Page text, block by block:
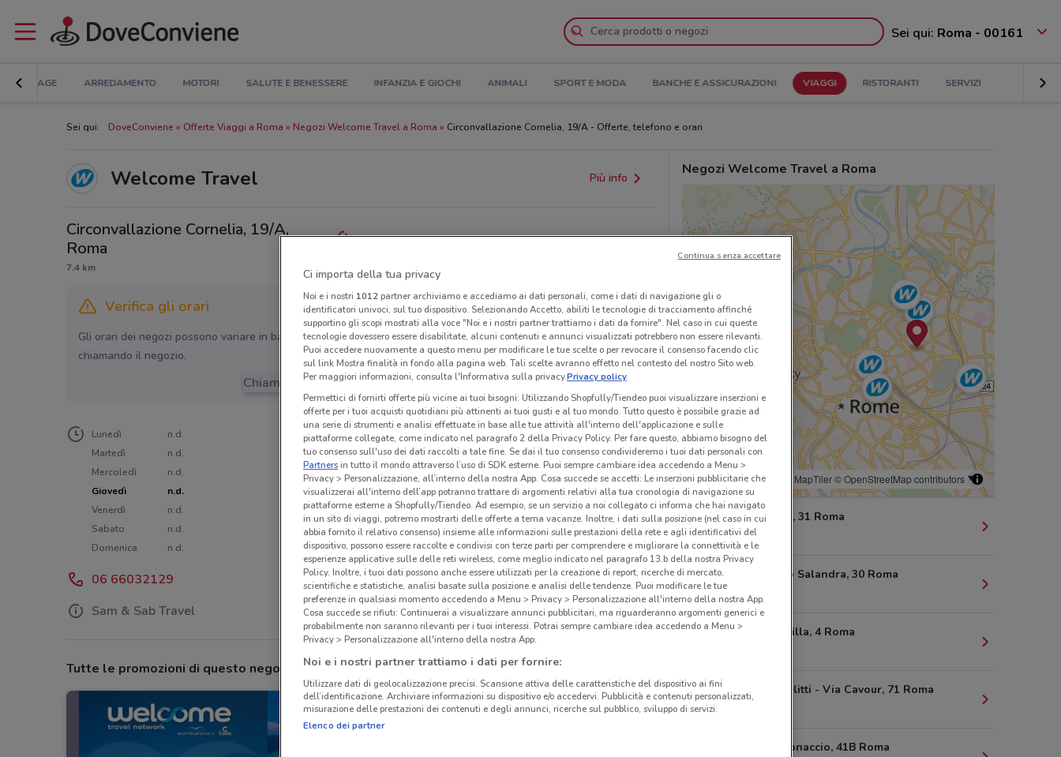
Sei qui: Roma - 00161
BRICOLAGE ARREDAMENTO MOTORI SALUTE E BENESSERE INFANZIA E GIOCHI ANIMALI SPORT E MODA BANCHE E ASSICURAZIONI VIAGGI RISTORANTI SERVIZI
Sei qui: DoveConviene Offerte Viaggi a Roma Negozi Welcome Travel a Roma Circonvallazione Cornelia, 19/A - Offerte, telefono e orari
Welcome Travel Più info
Circonvallazione Cornelia, 19/A,
Roma
7.4 km
Verifica gli orari
Gli orari dei negozi possono variare in base agli ultimi provvedimenti regionali o nazionali. Verifica l’accuratezza
chiamando il negozio.
Chiama il negozio
Lunedì
n.d.
Martedì
n.d.
Mercoledì
n.d.
Giovedì
n.d.
Venerdì
n.d.
Sabato
n.d.
Domenica
n.d.
06 66032129
Sam & Sab Travel
Tutte le promozioni di questo negozio
Negozi Welcome Travel a Roma
© MapTiler© OpenStreetMap contributors
Via Spalato, 31 Roma
1.2 km
Via Antonio Salandra, 30 Roma
1.7 km
Via Di Priscilla, 4 Roma
Palazzo Giolitti - Via Cavour, 71 Roma
Via Di Portonaccio, 41B Roma
Ci importa della tua privacy
Noi e i nostri 1012partner archiviamo e accediamo ai dati personali, come i dati di navigazione gli o
identificatori univoci, sul tuo dispositivo. Selezionando Accetto, abiliti le tecnologie di tracciamento affinché
supportino gli scopi mostrati alla voce "Noi e i nostri partner trattiamo i dati da fornire". Nel caso in cui queste
tecnologie dovessero essere disabilitate, alcuni contenuti e annunci visualizzati potrebbero non essere rilevanti.
Puoi accedere nuovamente a questo menu per modificare le tue scelte o per revocare il consenso facendo clic
sul link Mostra finalità in fondo alla pagina web. Tali scelte avranno effetto nel contesto del nostro Sito web.
Per maggiori informazioni, consulta l'Informativa sulla privacy.Privacy policy
Permettici di fornirti offerte più vicine ai tuoi bisogni: Utilizzando Shopfully/Tiendeo puoi visualizzare inserzioni e
offerte per i tuoi acquisti quotidiani più attinenti ai tuoi gusti e al tuo mondo. Tutto questo è possibile grazie ad
una serie di strumenti e analisi effettuate in base alle tue attività all'interno dell'applicazione e sulle
piattaforme collegate, come indicato nel paragrafo 2 della Privacy Policy. Per fare questo, abbiamo bisogno del
tuo consenso sull'uso dei dati raccolti a tale fine. Se dai il tuo consenso condivideremo i tuoi dati personali con
Partnersin tutto il mondo attraverso l’uso di SDK esterne. Puoi sempre cambiare idea accedendo a Menu >
Privacy > Personalizzazione, all’interno della nostra App. Cosa succede se accetti: Le inserzioni pubblicitarie che
visualizzerai all'interno dell’app potranno trattare di argomenti relativi alla tua cronologia di navigazione su
piattaforme esterne a Shopfully/Tiendeo. Ad esempio, se un servizio a noi collegato ci informa che hai navigato
in un sito di viaggi, potremo mostrarti delle offerte a tema vacanze. Inoltre, i dati sulla posizione (nel caso in cui
abbia fornito il relativo consenso) insieme alle informazioni sulle prestazioni della rete e agli identificativi del
dispositivo, possono essere raccolte e condivisi con terze parti per comprendere e migliorare la connettività e le
esperienze applicative sulle delle reti wireless, come meglio indicato nel paragrafo 13.b della nostra Privacy
Policy. Inoltre, i tuoi dati possono anche essere utilizzati per la creazione di report, ricerche di mercato,
scientifiche e statistiche, analisi basate sulla posizione e analisi delle tendenze. Puoi modificare le tue
preferenze in qualsiasi momento accedendo a Menu > Privacy > Personalizzazione all'interno della nostra App.
Cosa succede se rifiuti: Continuerai a visualizzare annunci pubblicitari, ma riguarderanno argomenti generici e
probabilmente non saranno rilevanti per i tuoi interessi. Potrai sempre cambiare idea accedendo a Menu >
Privacy > Personalizzazione all'interno della nostra App.
Noi e i nostri partner trattiamo i dati per fornire:
Utilizzare dati di geolocalizzazione precisi. Scansione attiva delle caratteristiche del dispositivo ai fini
dell’identificazione. Archiviare informazioni su dispositivo e/o accedervi. Pubblicità e contenuti personalizzati,
misurazione delle prestazioni dei contenuti e degli annunci, ricerche sul pubblico, sviluppo di servizi.
Elenco dei partner
Continua senza accettare